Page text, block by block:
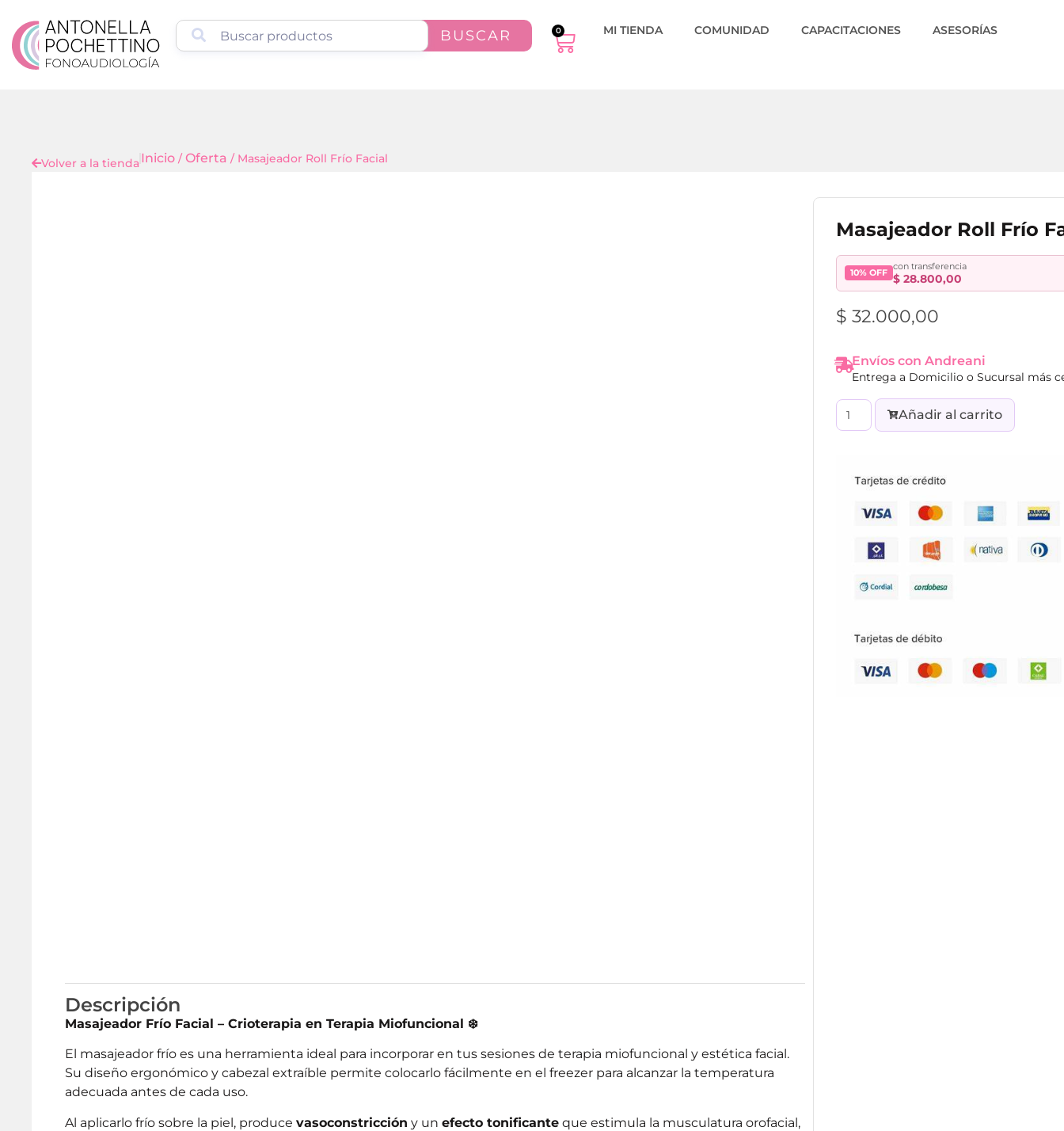
BUSCAR 0 MI TIENDA COMUNIDAD CAPACITACIONES ASESORÍAS
Volver a la tienda Inicio /Oferta / Masajeador Roll Frío Facial
Descripción
Masajeador Frío Facial – Crioterapia en Terapia Miofuncional ❄️
El masajeador frío es una herramienta ideal para incorporar en tus sesiones de terapia miofuncional y estética facial.
Su diseño ergonómico y cabezal extraíble permite colocarlo fácilmente en el freezer para alcanzar la temperatura
adecuada antes de cada uso.
Al aplicarlo frío sobre la piel, produce vasoconstricción y un efecto tonificante que estimula la musculatura orofacial,
Masajeador Roll Frío
10% OFF
con transferencia
$ 28.800,00
$ 32.000,00
Envíos con Andreani
Entrega a Domicilio o Sucursal más
Añadir al carrito